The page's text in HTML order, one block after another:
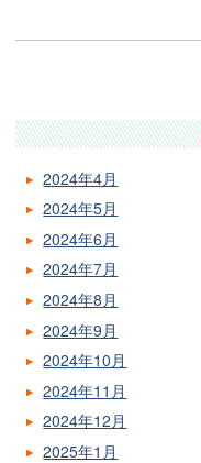
2024年4月
2024年5月
2024年6月
2024年7月
2024年8月
2024年9月
2024年10月
2024年11月
2024年12月
2025年1月